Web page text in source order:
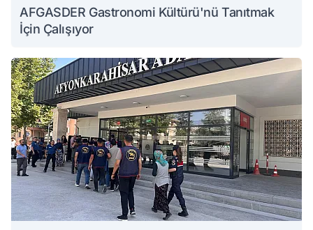
AFGASDER Gastronomi Kültürü'nü Tanıtmak
İçin Çalışıyor